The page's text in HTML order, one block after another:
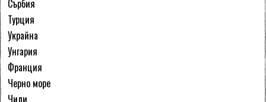
Сърбия
Турция
Украйна
Унгария
Франция
Черно море
Чили